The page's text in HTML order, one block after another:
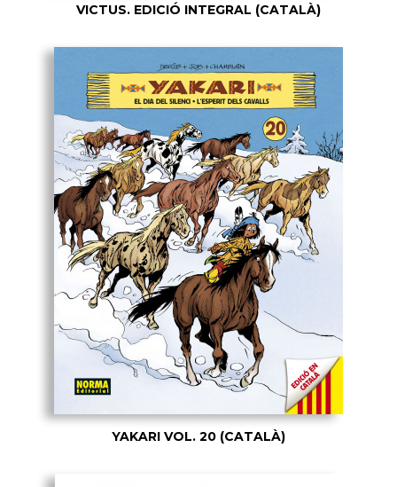
VICTUS. EDICIÓ INTEGRAL (CATALÀ)
YAKARI VOL. 20 (CATALÀ)